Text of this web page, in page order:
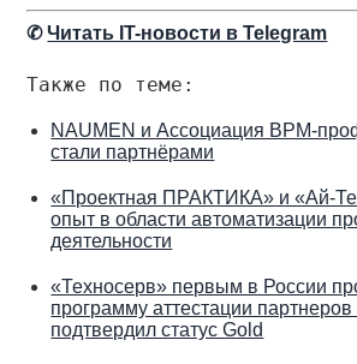
✆Читать IT-новости в Telegram
Также по теме:
NAUMEN и Ассоциация BPM-
стали партнёрами
«Проектная ПРАКТИКА» и «Ай-
опыт в области автоматизации
деятельности
«Техносерв» первым в России
программу аттестации
подтвердил статус Gold